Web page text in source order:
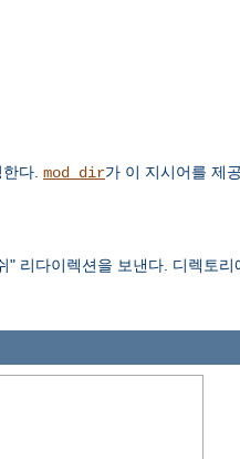
다. mod_dir가 이 지시어를 제
" 리다이렉션을 보낸다. 디렉토